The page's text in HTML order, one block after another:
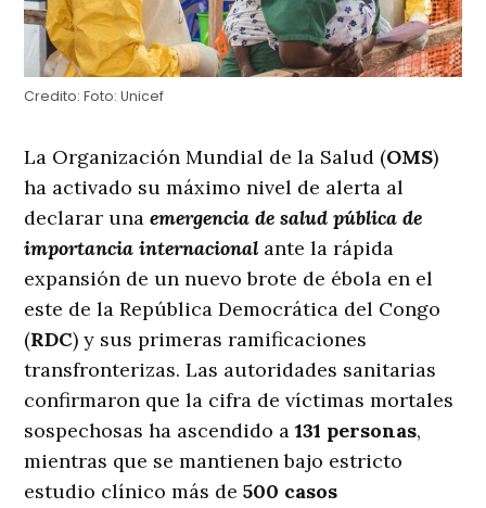
Credito: Foto: Unicef
La Organización Mundial de la Salud (OMS)
ha activado su máximo nivel de alerta al
declarar unaemergencia de salud pública de
importancia internacionalante la rápida
expansión de un nuevo brote de ébola en el
este de la República Democrática del Congo
(RDC) y sus primeras ramificaciones
transfronterizas. Las autoridades sanitarias
confirmaron que la cifra de víctimas mortales
sospechosas ha ascendido a131 personas,
mientras que se mantienen bajo estricto
estudio clínico más de500 casos